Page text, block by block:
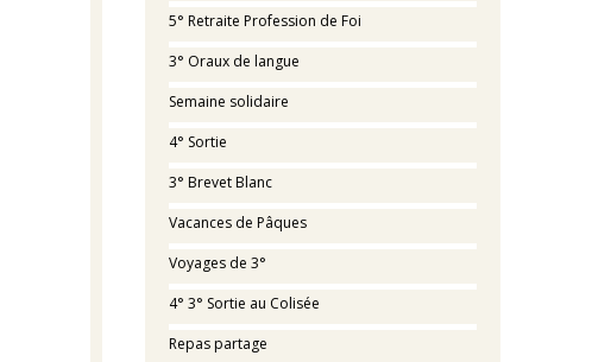
5° Retraite Profession de Foi
3° Oraux de langue
Semaine solidaire
4° Sortie
3° Brevet Blanc
Vacances de Pâques
Voyages de 3°
4° 3° Sortie au Colisée
Repas partage